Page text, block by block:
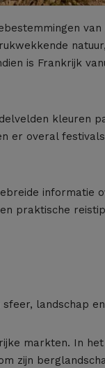
van
is Frankrijk
kleuren
er overal
informatie
praktische
landschap
markten. In
zijn